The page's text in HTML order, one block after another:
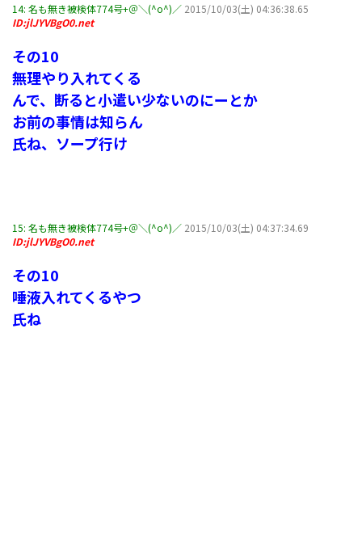
14: 名も無き被検体774号+＠＼(^o^)／ 2015/10/03(土) 04:36:38.65
ID:jlJYVBgO0.net
その10
無理やり入れてくる
んで、断ると小遣い少ないのにーとか
お前の事情は知らん
氏ね、ソープ行け
15: 名も無き被検体774号+＠＼(^o^)／ 2015/10/03(土) 04:37:34.69
ID:jlJYVBgO0.net
その10
唾液入れてくるやつ
氏ね